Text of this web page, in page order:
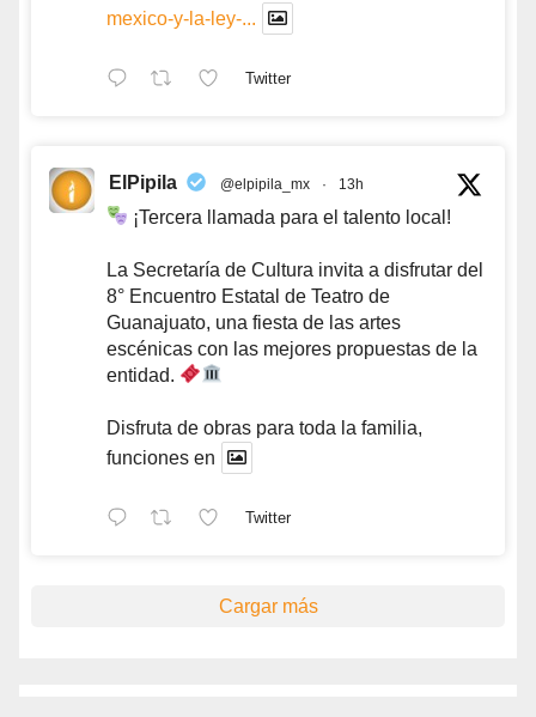
mexico-y-la-ley-...
Twitter
ElPipila @elpipila_mx · 13h
¡Tercera llamada para el talento local!
La Secretaría de Cultura invita a disfrutar del
8° Encuentro Estatal de Teatro de
Guanajuato, una fiesta de las artes
escénicas con las mejores propuestas de la
entidad.
Disfruta de obras para toda la familia,
funciones en
Twitter
Cargar más